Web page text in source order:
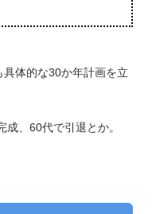
体的な30か年計画を立
、60代で引退とか。